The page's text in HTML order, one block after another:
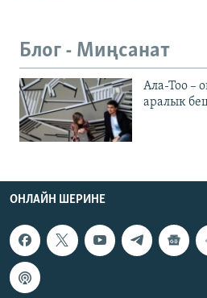
Блог - Миңсанат
Ала-Тоо –
аралык
ОНЛАЙН ШЕРИНЕ